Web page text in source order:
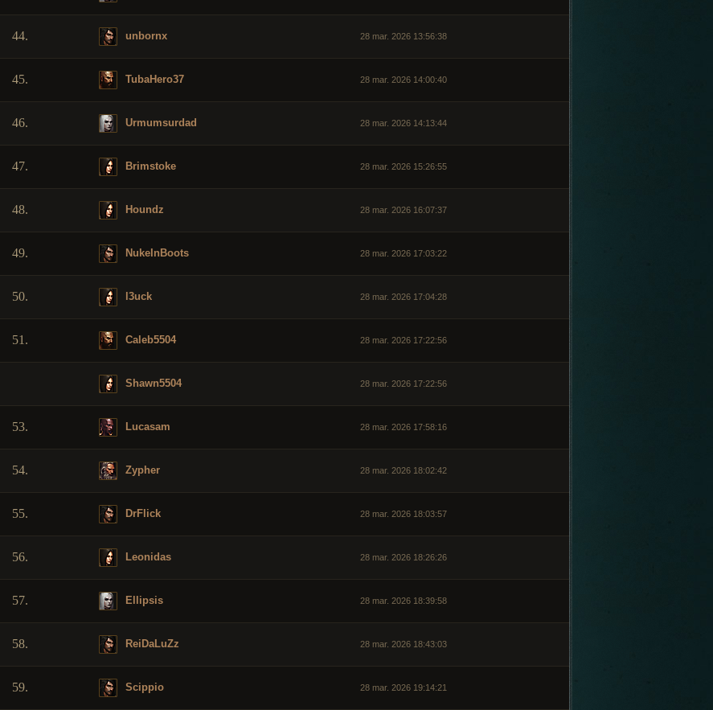
44. unbornx 28 mar. 2026 13:56:38
45. TubaHero37 28 mar. 2026 14:00:40
46. Urmumsurdad 28 mar. 2026 14:13:44
47. Brimstoke 28 mar. 2026 15:26:55
48. Houndz 28 mar. 2026 16:07:37
49. NukeInBoots 28 mar. 2026 17:03:22
50. l3uck 28 mar. 2026 17:04:28
51. Caleb5504 28 mar. 2026 17:22:56
Shawn5504 28 mar. 2026 17:22:56
53. Lucasam 28 mar. 2026 17:58:16
54. Zypher 28 mar. 2026 18:02:42
55. DrFlick 28 mar. 2026 18:03:57
56. Leonidas 28 mar. 2026 18:26:26
57. Ellipsis 28 mar. 2026 18:39:58
58. ReiDaLuZz 28 mar. 2026 18:43:03
59. Scippio 28 mar. 2026 19:14:21